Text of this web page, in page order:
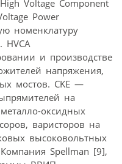
Voltage Component
Power
номенклатуру
HVCA
и производстве
напряжения,
мостов. CKE —
на
оксидных
варисторов на
высоковольтных
Spellman [9],